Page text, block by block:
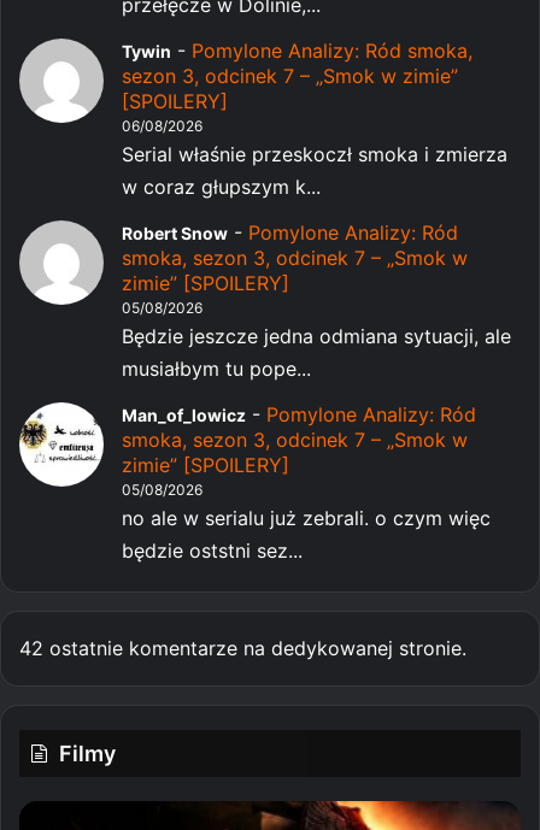
Tywin - Pomylone Analizy: Ród smoka,
sezon 3, odcinek 7 – „Smok w zimie”
[SPOILERY]
06/08/2026
Serial właśnie przeskoczł smoka i zmierza
w coraz głupszym k...
Robert Snow - Pomylone Analizy: Ród
smoka, sezon 3, odcinek 7 – „Smok w
zimie” [SPOILERY]
05/08/2026
Będzie jeszcze jedna odmiana sytuacji, ale
musiałbym tu pope...
Man_of_lowicz - Pomylone Analizy: Ród
smoka, sezon 3, odcinek 7 – „Smok w
zimie” [SPOILERY]
05/08/2026
no ale w serialu już zebrali. o czym więc
będzie oststni sez...
42 ostatnie komentarze na dedykowanej stronie.
Filmy